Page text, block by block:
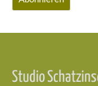
Studio